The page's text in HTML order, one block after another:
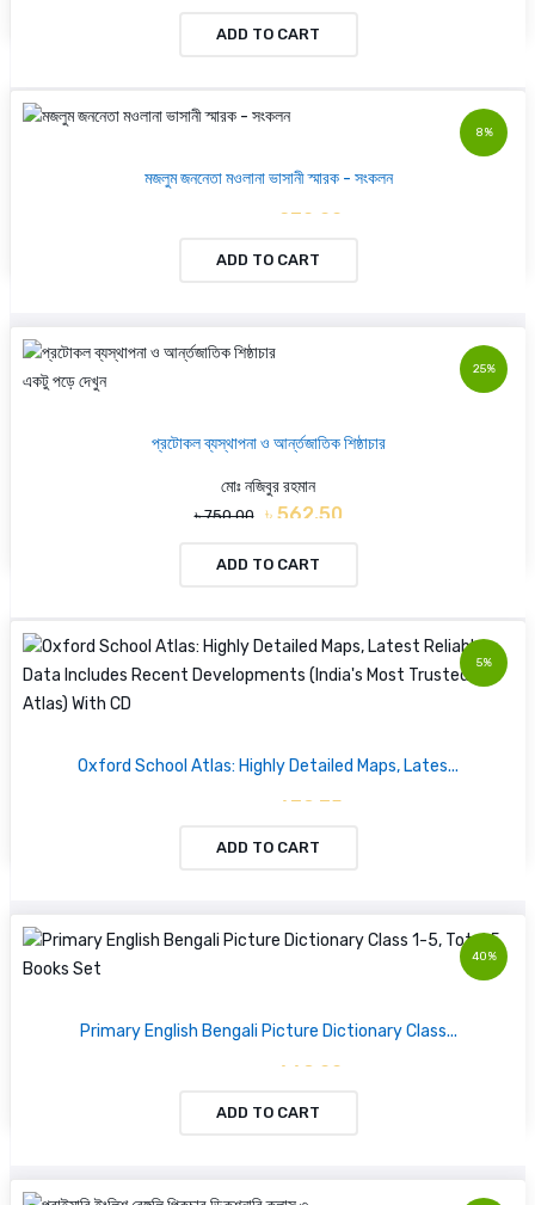
ADD TO CART
8%
মজলুম জননেতা মওলানা ভাসানী স্মারক - সংকলন
৳ 230.00
ADD TO CART
25%
একটু পড়ে দেখুন
প্রটোকল ব্যস্থাপনা ও আর্ন্তজাতিক শিষ্ঠাচার
মোঃ নজিবুর রহমান
৳ 750.00 ৳ 562.50
ADD TO CART
5%
Oxford School Atlas: Highly Detailed Maps, Lates...
৳ 639.35
ADD TO CART
40%
Primary English Bengali Picture Dictionary Class...
৳ 669.00
ADD TO CART